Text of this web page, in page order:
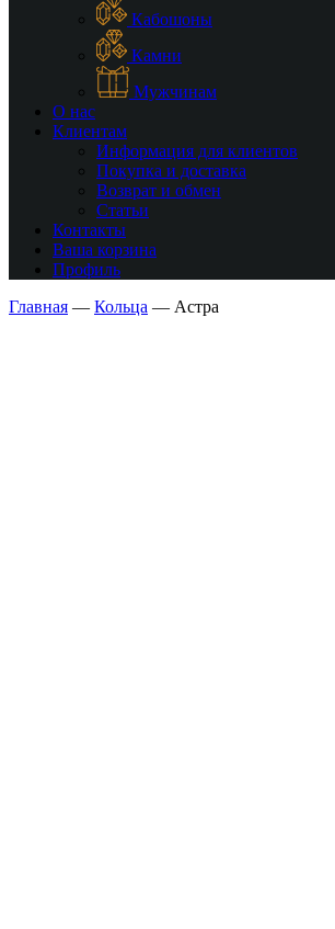
Кабошоны
Камни
Мужчинам
О нас
Клиентам
Информация для клиентов
Покупка и доставка
Возврат и обмен
Статьи
Контакты
Ваша корзина
Профиль
Главная — Кольца — Астра